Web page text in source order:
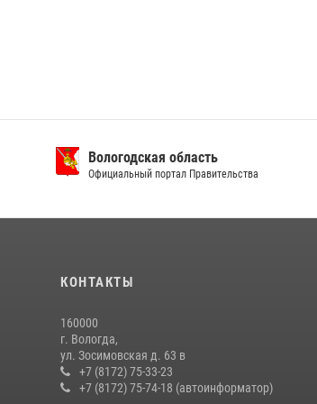
Вологодская область
Официальный портал Правительства
КОНТАКТЫ
160000
г. Вологда,
ул. Зосимовская д. 63 в
+7 (8172) 75-33-23
+7 (8172) 75-74-18 (автоинформатор)